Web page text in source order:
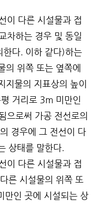
이 다른 시설물과 접
차하는 경우 및 동일
한다. 이하 같다)하는
의 위쪽 또는 옆쪽에
지물의 지표상의 높이
거리로 3m 미만인
으로써 가공 전선로의
경우에 그 전선이 다
상태를 말한다.
이 다른 시설물과 접
른 시설물의 위쪽 또
만인 곳에 시설되는 상